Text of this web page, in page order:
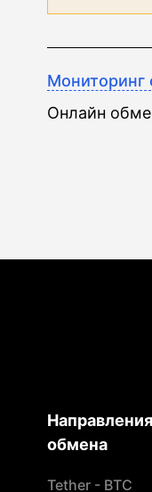
Мониторинг
Онлайн
Направления
обмена
Tether - BTC